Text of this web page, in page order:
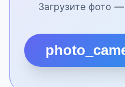
Загрузите фото